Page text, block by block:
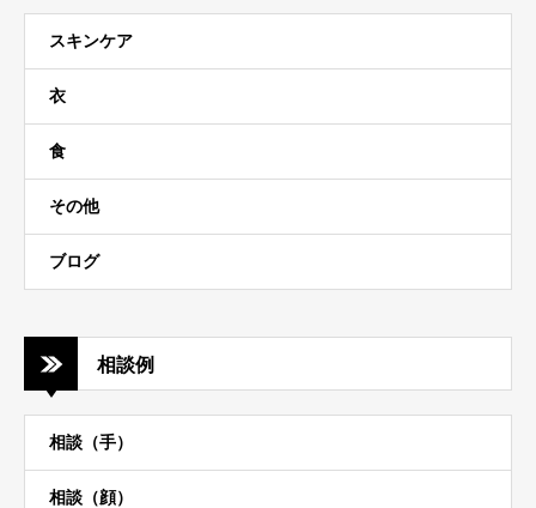
スキンケア
衣
食
その他
ブログ
相談例
相談（手）
相談（顔）